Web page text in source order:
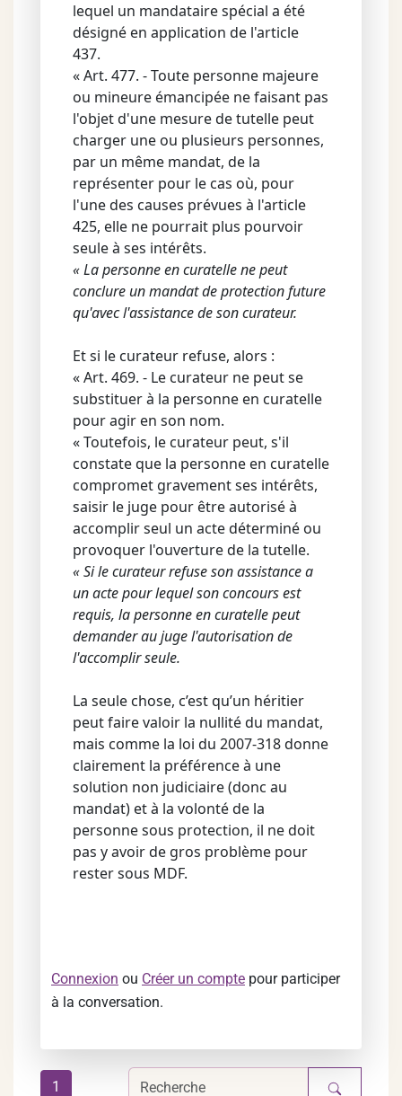
lequel un mandataire spécial a été
désigné en application de l'article
437.
« Art. 477. - Toute personne majeure
ou mineure émancipée ne faisant pas
l'objet d'une mesure de tutelle peut
charger une ou plusieurs personnes,
par un même mandat, de la
représenter pour le cas où, pour
l'une des causes prévues à l'article
425, elle ne pourrait plus pourvoir
seule à ses intérêts.
« La personne en curatelle ne peut
conclure un mandat de protection future
qu'avec l'assistance de son curateur.
Et si le curateur refuse, alors :
« Art. 469. - Le curateur ne peut se
substituer à la personne en curatelle
pour agir en son nom.
« Toutefois, le curateur peut, s'il
constate que la personne en curatelle
compromet gravement ses intérêts,
saisir le juge pour être autorisé à
accomplir seul un acte déterminé ou
provoquer l'ouverture de la tutelle.
« Si le curateur refuse son assistance a
un acte pour lequel son concours est
requis, la personne en curatelle peut
demander au juge l'autorisation de
l'accomplir seule.
La seule chose, c’est qu’un héritier
peut faire valoir la nullité du mandat,
mais comme la loi du 2007-318 donne
clairement la préférence à une
solution non judiciaire (donc au
mandat) et à la volonté de la
personne sous protection, il ne doit
pas y avoir de gros problème pour
rester sous MDF.
Connexion ou Créer un compte pour participer
à la conversation.
1